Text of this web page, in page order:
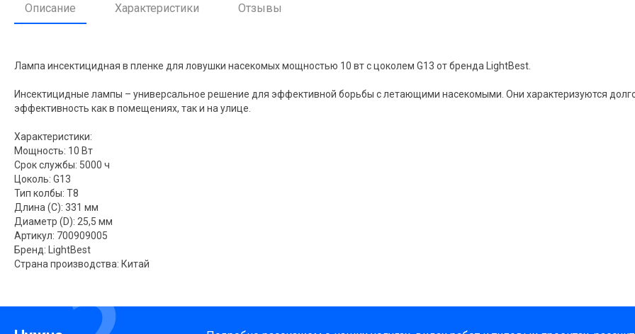
Описание Характеристики Отзывы
Лампа инсектицидная в пленке для ловушки насекомых мощностью 10 вт с цоколем G13 от бренда LightBest.
Инсектицидные лампы – универсальное решение для эффективной борьбы с летающими насекомыми. Они характеризуются
эффективность как в помещениях, так и на улице.
Характеристики:
Мощность: 10 Вт
Срок службы: 5000 ч
Цоколь: G13
Тип колбы: T8
Длина (C): 331 мм
Диаметр (D): 25,5 мм
Артикул: 700909005
Бренд: LightBest
Страна производства: Китай